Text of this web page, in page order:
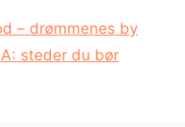
– drømmenes by
steder du bør